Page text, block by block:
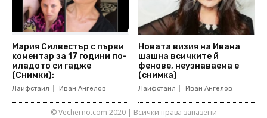
Мария Силвестър с първи
коментар за 17 години по-
младото си гадже
(Снимки):
Лайфстайл Иван Ангелов
Новата визия на Ивана
шашна всичките й
фенове, неузнаваема е
(снимка)
Лайфстайл Иван Ангелов
© Vecherno.com 2020 | Всички права запазени